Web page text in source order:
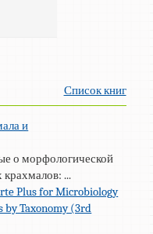
Список книг
и
о морфологической
крахмалов: ...
Plus for Microbiology
by Taxonomy (3rd